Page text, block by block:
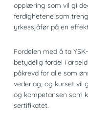
opplæring som vil gi
ferdighetene som
yrkessjåfør på en
Fordelen med å ta
betydelig fordel i
påkrevd for alle som
vederlag, og kurset vil
og kompetansen som
sertifikatet.